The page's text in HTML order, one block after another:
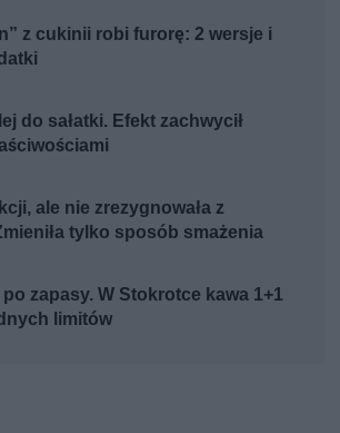
z cukinii robi furorę: 2 wersje i
do sałatki. Efekt zachwycił
ale nie zrezygnowała z
tylko sposób smażenia
zapasy. W Stokrotce kawa 1+1
limitów